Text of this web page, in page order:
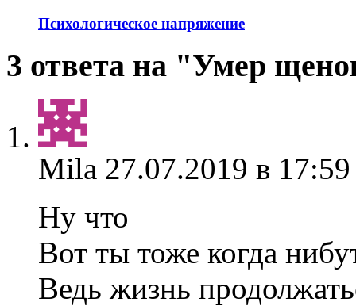
Психологическое напряжение
3 ответа на "Умер
Mila 27.07.2019 в
Ну что
Вот ты тоже когда
Ведь жизнь